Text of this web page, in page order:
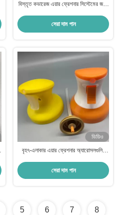
বিস্তৃত কভারেজ এয়ার ফ্রেশনার সিস্টেমের জন্য
সেরা দাম পান
ভিডিও
বৃহৎ-এলাকার এয়ার ফ্রেশনার অ্যারোসলগুলির
সেরা দাম পান
5 6 7 8